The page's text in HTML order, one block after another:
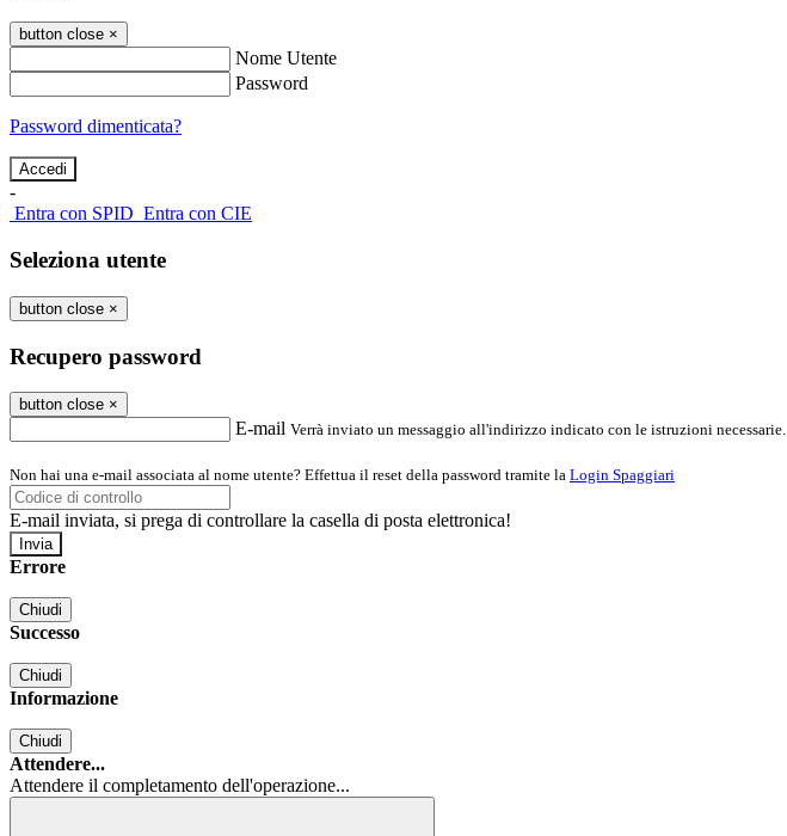
button close ×
Nome Utente
Password
Password dimenticata?
-
Entra con SPID Entra con CIE
Seleziona utente
button close ×
Recupero password
button close ×
E-mail Verrà inviato un messaggio all'indirizzo indicato con le istruzioni necessarie.
Non hai una e-mail associata al nome utente? Effettua il reset della password tramite la Login Spaggiari
E-mail inviata, si prega di controllare la casella di posta elettronica!
Errore
Chiudi
Successo
Chiudi
Informazione
Chiudi
Attendere...
Attendere il completamento dell'operazione...